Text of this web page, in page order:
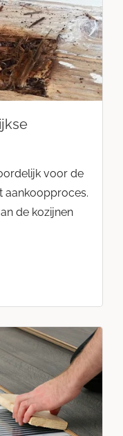
voor de
aankoopproces.
de kozijnen